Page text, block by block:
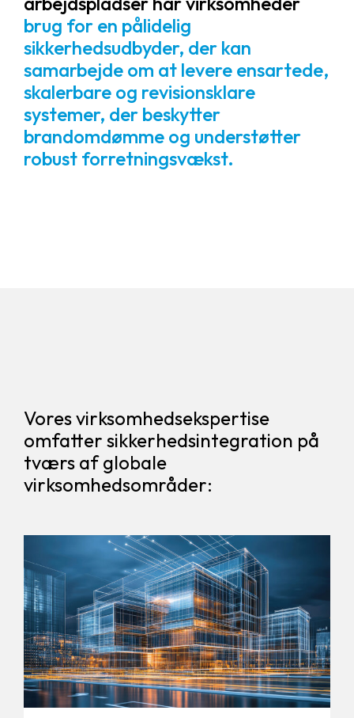
brug for en pålidelig
sikkerhedsudbyder, der kan
samarbejde om at levere ensartede,
skalerbare og revisionsklare
systemer, der beskytter
brandomdømme og understøtter
robust forretningsvækst.
Vores virksomhedsekspertise
omfatter sikkerhedsintegration på
tværs af globale
virksomhedsområder: